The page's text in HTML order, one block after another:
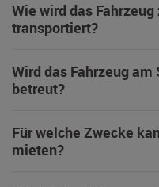
Wie wird das
transportiert?
Wird das Fahrzeug
betreut?
Für welche Zwecke
mieten?